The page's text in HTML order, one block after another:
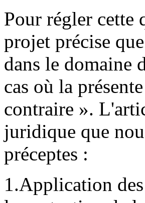
Pour régler cette
projet précise
dans le domaine
cas où la
contraire ».
juridique que
préceptes :
1.Application